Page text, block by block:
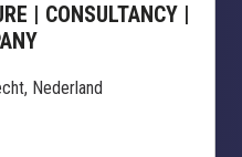
| CONSULTANCY |
, Nederland